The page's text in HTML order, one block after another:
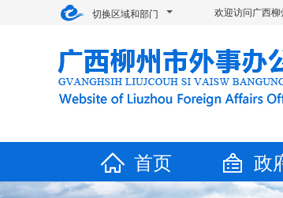
切换区域和部门 欢迎访问广西
首页 政